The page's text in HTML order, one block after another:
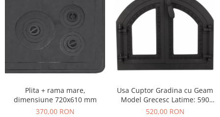
Plita + rama mare,
dimensiune 720x610 mm
370,00 RON
Usa Cuptor Gradina cu Geam
Model Grecesc Latime: 590
mm Inaltime: 480 mm
520,00 RON